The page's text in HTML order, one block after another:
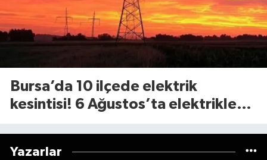
Bursa’da 10 ilçede elektrik
kesintisi! 6 Ağustos’ta elektrikler
Yazarlar